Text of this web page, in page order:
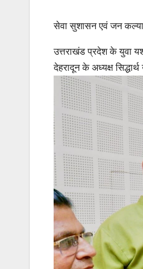
सेवा सुशासन एवं जन
उत्तराखंड प्रदेश के युवा
देहरादून के अध्यक्ष